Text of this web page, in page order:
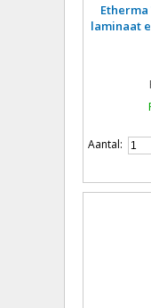
laminaat
Aantal: